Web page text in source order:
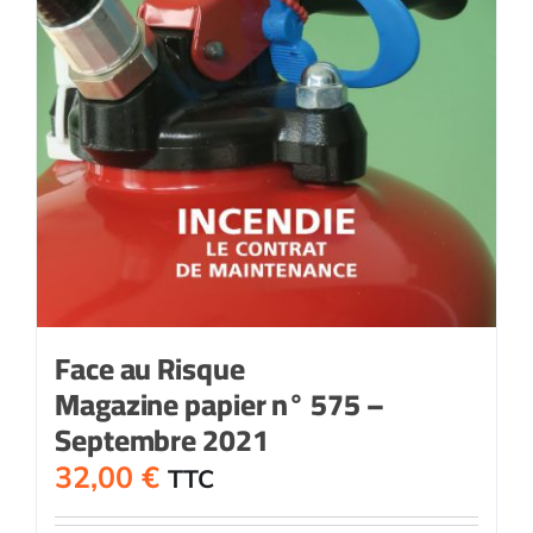
Face au Risque
Magazine papier n° 575 –
Septembre 2021
32,00 € TTC